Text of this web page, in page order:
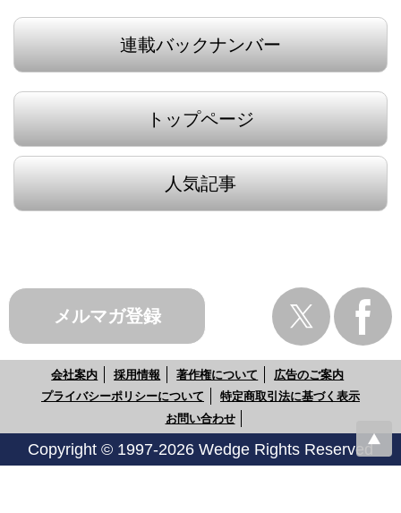
連載バックナンバー
トップページ
人気記事
メルマガ登録
会社案内 採用情報 著作権について
広告のご案内
プライバシーポリシーについて
特定商取引法に基づく表示
お問い合わせ
Copyright © 1997-2026 Wedge Rights Reserved